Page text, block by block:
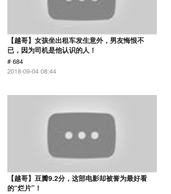
【越哥】女孩坐出租车发生意外，男友悔恨不
已，因为司机是他认识的人！
# 684
2018-09-04 08:44
【越哥】豆瓣9.2分，这部电影却被誉为最好看
的“烂片”！